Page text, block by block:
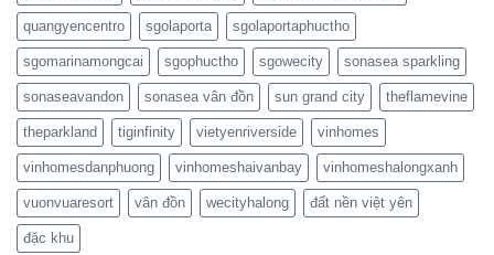
quangyencentro sgolaporta sgolaportaphuctho
sgomarinamongcai sgophuctho sgowecity sonasea sparkling
sonaseavandon sonasea vân đồn sun grand city theflamevine
theparkland tiginfinity vietyenriverside vinhomes
vinhomesdanphuong vinhomeshaivanbay vinhomeshalongxanh
vuonvuaresort vân đồn wecityhalong đất nền việt yên
đặc khu